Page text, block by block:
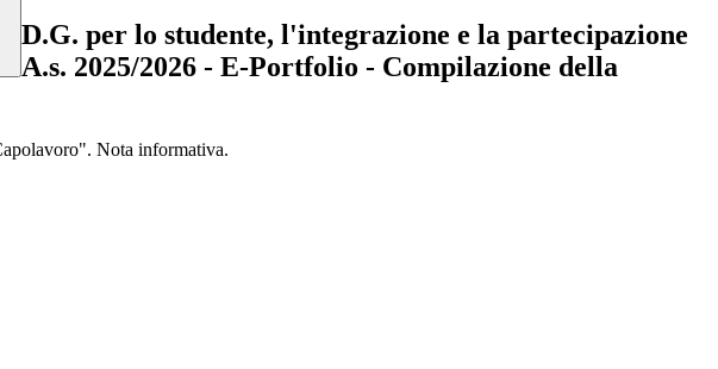
D.G. per lo studente, l'integrazione e la partecipazione
A.s. 2025/2026 - E-Portfolio - Compilazione della
Nota informativa.